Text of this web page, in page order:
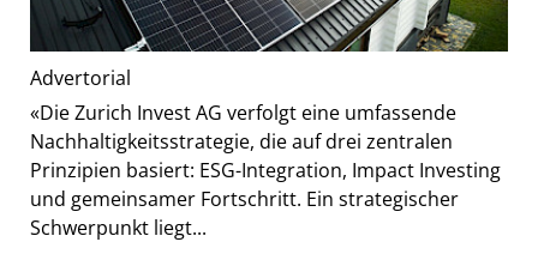
Advertorial
«Die Zurich Invest AG verfolgt eine umfassende
Nachhaltigkeitsstrategie, die auf drei zentralen
Prinzipien basiert: ESG-Integration, Impact Investing
und gemeinsamer Fortschritt. Ein strategischer
Schwerpunkt liegt...